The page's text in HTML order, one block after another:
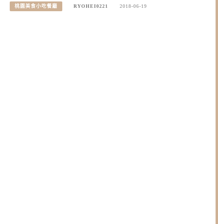
桃園美食小吃餐廳 RYOHEI0221 2018-06-19